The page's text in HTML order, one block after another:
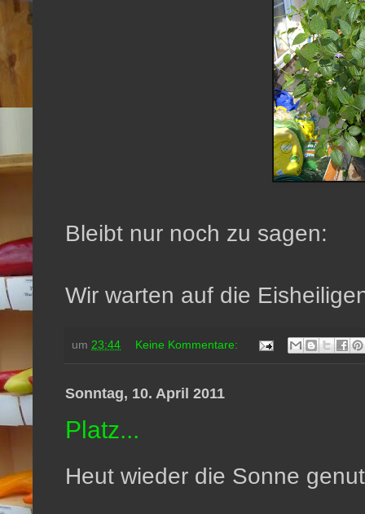
Bleibt nur noch zu sagen:
Wir warten auf die
um 23:44 Keine Kommentare:
Sonntag, 10. April 2011
Platz...
Heut wieder die Sonne